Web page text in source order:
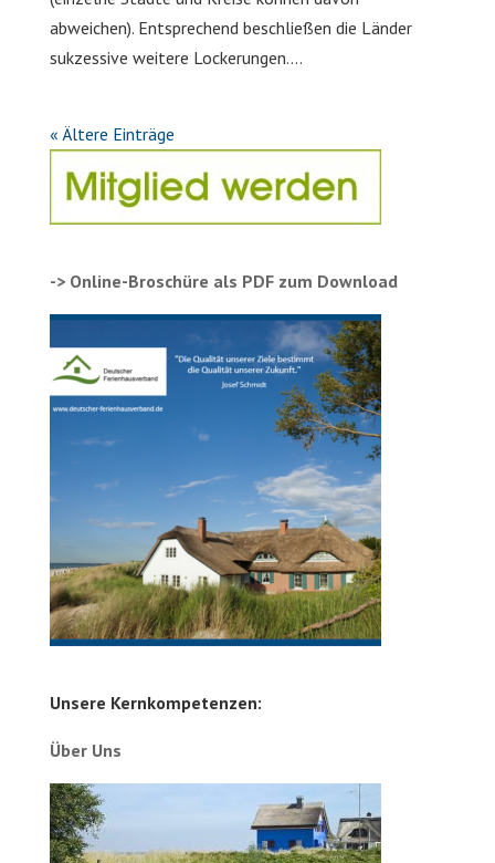
abweichen). Entsprechend beschließen die Länder
sukzessive weitere Lockerungen....
« Ältere Einträge
-> Online-Broschüre als PDF zum Download
Unsere Kernkompetenzen:
Über Uns